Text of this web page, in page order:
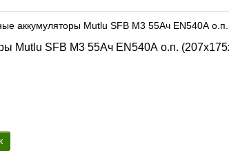
Mutlu SFB M3 55Ач EN540А о.п.